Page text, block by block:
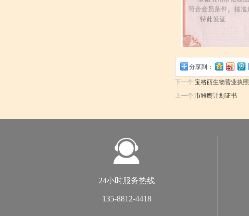
分享到：
下一个:宝格丽生物营业执照
上一个:市雏鹰计划证书
24小时服务热线
135-8812-4418